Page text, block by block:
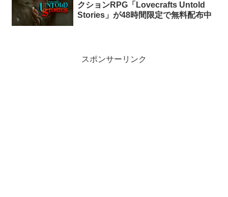
クションRPG「Lovecrafts Untold
Stories」が48時間限定で無料配布中
スポンサーリンク